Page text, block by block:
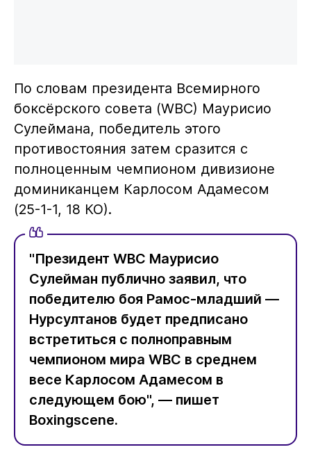
По словам президента Всемирного
боксёрского совета (WBC) Маурисио
Сулеймана, победитель этого
противостояния затем сразится с
полноценным чемпионом дивизионе
доминиканцем Карлосом Адамесом
(25-1-1, 18 КО).
"Президент WBC Маурисио
Сулейман публично заявил, что
победителю боя Рамос-младший —
Нурсултанов будет предписано
встретиться с полноправным
чемпионом мира WBC в среднем
весе Карлосом Адамесом в
следующем бою", — пишет
Boxingscene.